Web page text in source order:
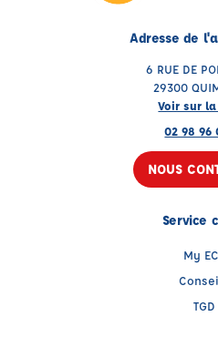
Adresse de
6 RUE DE
29300
Voir sur
02 98 96
NOUS
Service
My
TGD